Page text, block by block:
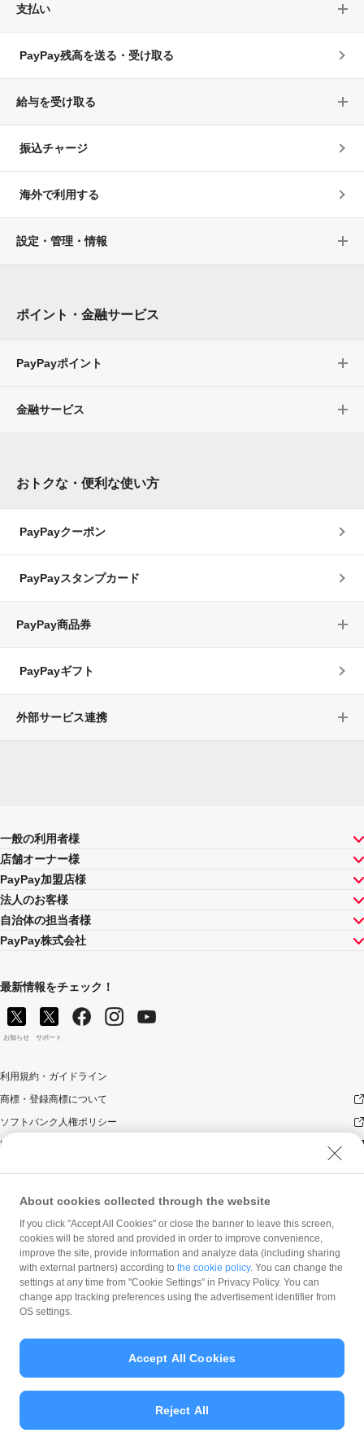
支払い
PayPay残高を送る・受け取る
給与を受け取る
振込チャージ
海外で利用する
設定・管理・情報
ポイント・金融サービス
PayPayポイント
金融サービス
おトクな・便利な使い方
PayPayクーポン
PayPayスタンプカード
PayPay商品券
PayPayギフト
外部サービス連携
一般の利用者様
店舗オーナー様
PayPay加盟店様
法人のお客様
自治体の担当者様
PayPay株式会社
最新情報をチェック！
お知らせ サポート
利用規約・ガイドライン
商標・登録商標について
ソフトバンク人権ポリシー
PayPay Code of Ethics & Business Conduct
ウェブサイト利用規約
反社会的勢力に対する方針
勧誘方針
マネロン等基本方針
About cookies collected through the website
If you click "Accept All Cookies" or close the banner to leave this screen,
cookies will be stored and provided in order to improve convenience,
improve the site, provide information and analyze data (including sharing
with external partners) according to the cookie policy. You can change the
settings at any time from "Cookie Settings" in Privacy Policy. You can
change app tracking preferences using the advertisement identifier from
OS settings.
Reject All
Accept All Cookies